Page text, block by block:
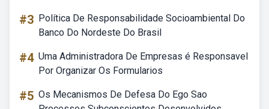
#3 Política De Responsabilidade Socioambiental Do
Banco Do Nordeste Do Brasil
#4 Uma Administradora De Empresas é Responsavel
Por Organizar Os Formularios
#5 Os Mecanismos De Defesa Do Ego Sao